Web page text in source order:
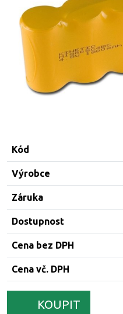
Kód
Výrobce
Záruka
Dostupnost
Cena bez DPH
Cena vč. DPH
KOUPIT